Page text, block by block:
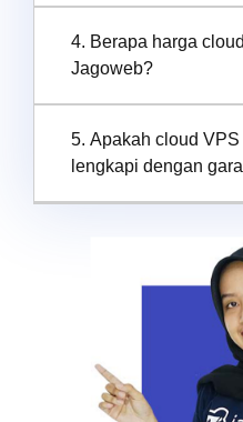
4. Berapa harga
Jagoweb?
5. Apakah cloud
lengkapi dengan